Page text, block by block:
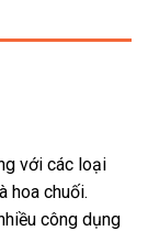
với các loại
hoa chuối.
công dụng